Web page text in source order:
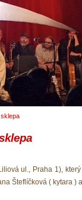
ul., Praha 1),
Šteflíčková ( kytara )